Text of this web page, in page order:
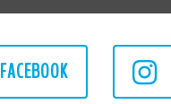
FACEBOOK